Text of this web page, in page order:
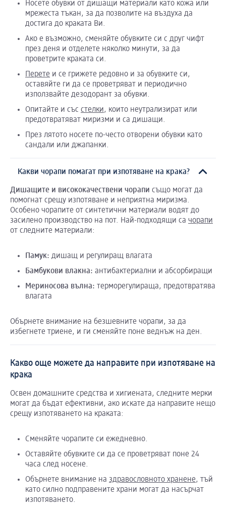
Носете обувки от дишащи материали като кожа или
мрежеста тъкан, за да позволите на въздуха да
достига до краката Ви.
Ако е възможно, сменяйте обувките си с друг чифт
през деня и отделете няколко минути, за да
проветрите краката си.
Перете и се грижете редовно и за обувките си,
оставяйте ги да се проветряват и периодично
използвайте дезодорант за обувки.
Опитайте и със стелки, които неутрализират или
предотвратяват миризми и са дишащи.
През лятото носете по-често отворени обувки като
сандали или джапанки.
Какви чорапи помагат при изпотяване на крака?
Дишащите и висококачествени чорапи също могат да
помогнат срещу изпотяване и неприятна миризма.
Особено чорапите от синтетични материали водят до
засилено производство на пот. Най-подходящи са чорапи
от следните материали:
Памук: дишащ и регулиращ влагата
Бамбукови влакна: антибактериални и абсорбиращи
Мериносова вълна: терморегулираща, предотвратява
влагата
Обърнете внимание на безшевните чорапи, за да
избегнете триене, и ги сменяйте поне веднъж на ден.
Какво още можете да направите при изпотяване на
крака
Освен домашните средства и хигиената, следните мерки
могат да бъдат ефективни, ако искате да направите нещо
срещу изпотяването на краката:
Сменяйте чорапите си ежедневно.
Оставяйте обувките си да се проветряват поне 24
часа след носене.
Обърнете внимание на здравословното хранене, тъй
като силно подправените храни могат да насърчат
изпотяването.